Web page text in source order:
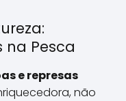
na Pesca
e represas
não